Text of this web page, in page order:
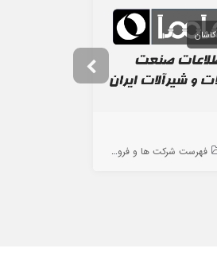
کاشان
فهرست شرکت ها و فروشگاه ها